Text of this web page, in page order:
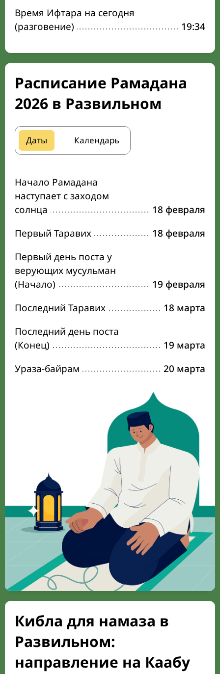
Время Ифтара на сегодня
(разговение)
19:34
Расписание Рамадана
2026 в Развильном
Даты Календарь
Начало Рамадана
наступает с заходом
солнца
18 февраля
Первый Таравих
18 февраля
Первый день поста у
верующих мусульман
(Начало)
19 февраля
Последний Таравих
18 марта
Последний день поста
(Конец)
19 марта
Ураза-байрам
20 марта
Кибла для намаза в
Развильном:
направление на Каабу